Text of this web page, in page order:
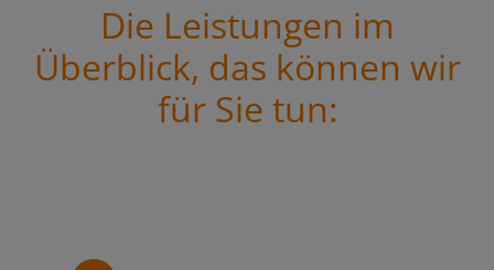
Die Leistungen im
Überblick, das können wir
für Sie tun: